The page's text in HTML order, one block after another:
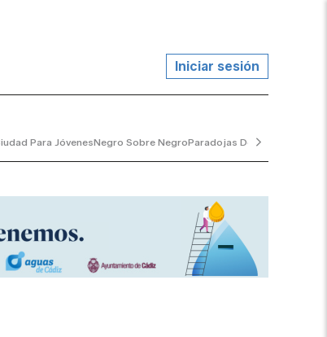
Iniciar sesión
Para JóvenesNegro Sobre NegroParadojas De La Vida